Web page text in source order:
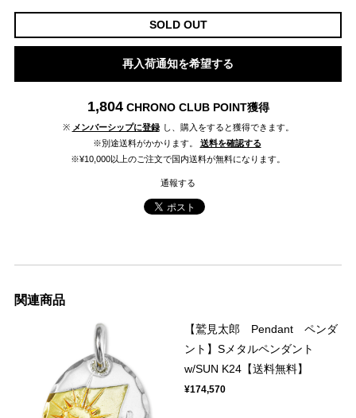
SOLD OUT
再入荷通知を希望する
1,804 CHRONO CLUB POINT獲得
※ メンバーシップに登録 し、購入をすると獲得できます。
※別途送料がかかります。
送料を確認する
※¥10,000以上のご注文で国内送料が無料になります。
通報する
関連商品
【鷲見太郎 Pendant ペンダ
ント】Sメタルペンダント
w/SUN K24【送料無料】
¥174,570